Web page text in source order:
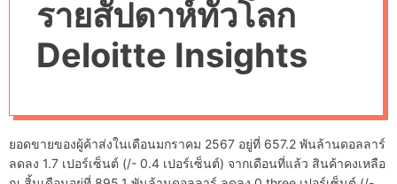
o
r
m
o
d
รายสัปดาห์ทั่วโลก
Deloitte Insights
ยอดขายของผู้ค้าส่งในเดือนมกราคม 2567 อยู่ที่ 657.2 พันล้านดอลลาร์
ลดลง 1.7 เปอร์เซ็นต์ (/- 0.4 เปอร์เซ็นต์) จากเดือนที่แล้ว สินค้าคงเหลือ